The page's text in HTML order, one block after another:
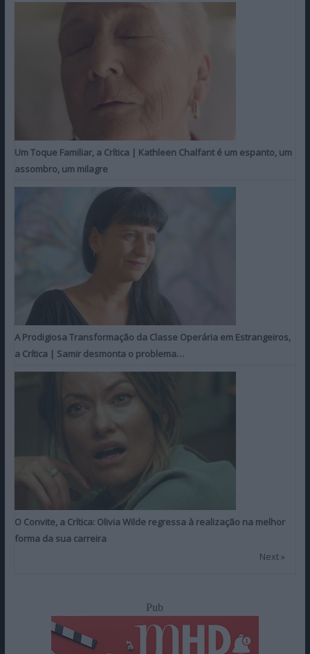
Um Toque Familiar, a Crítica | Kathleen Chalfant é um espanto, um
assombro, um milagre
A Prodigiosa Transformação da Classe Operária em Estrangeiros,
a Crítica | Samir desmonta o problema…
O Convite, a Crítica: Olivia Wilde regressa à realização na melhor
forma da sua carreira
Next »
Pub